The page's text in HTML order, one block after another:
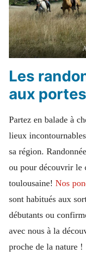
Les
aux
Partez en balade à
lieux
sa région.
ou pour découvrir le
toulousaine! Nos
sont habitués aux
débutants ou
avec nous à la
proche de la nature !